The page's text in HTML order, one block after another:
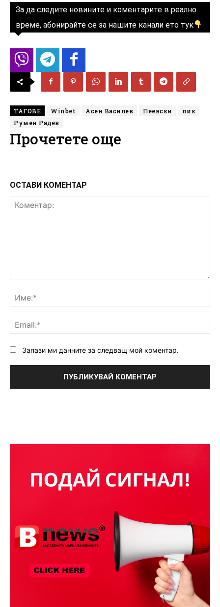
За да следите новините и коментарите в реално
време, абонирайте се за нашите канали ето тук
ТАГОВЕ Winbet Асен Василев Пеевски
пик
Румен Радев
Прочетете още
ОСТАВИ КОМЕНТАР
Запази ми данните за следващ мой коментар.